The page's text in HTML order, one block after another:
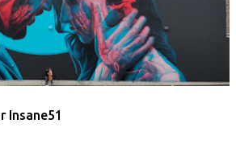
Insane51